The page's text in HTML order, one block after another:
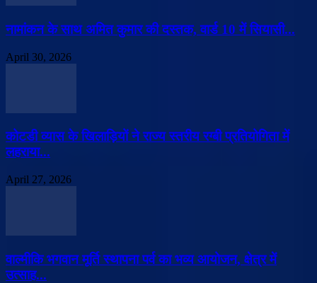
नामांकन के साथ अमित कुमार की दस्तक, वार्ड 10 में सियासी...
April 30, 2026
कोटडी व्यास के खिलाड़ियों ने राज्य स्तरीय रग्बी प्रतियोगिता में
लहराया...
April 27, 2026
वाल्मीकि भगवान मूर्ति स्थापना पर्व का भव्य आयोजन, क्षेत्र में
उत्साह...